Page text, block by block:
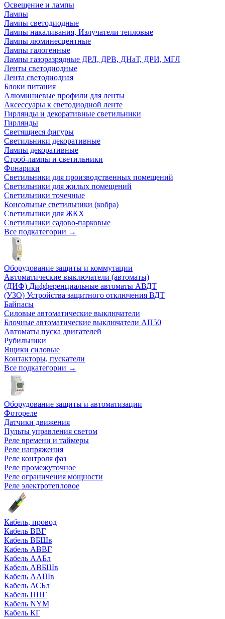
Освещение и лампы
Лампы
Лампы светодиодные
Лампы накаливания, Излучатели тепловые
Лампы люминесцентные
Лампы галогенные
Лампы газоразрядные ДРЛ, ДРВ, ДНаТ, ДРИ, МГЛ
Ленты светодиодные
Лента светодиодная
Блоки питания
Алюминиевые профили для ленты
Аксессуары к светодиодной ленте
Гирлянды и декоративные светильники
Гирлянды
Светящиеся фигуры
Светильники декоративные
Лампы декоративные
Строб-лампы и светильники
Фонарики
Светильники для производственных помещений
Светильники для жилых помещений
Светильники точечные
Консольные светильники (кобра)
Светильники для ЖКХ
Светильники садово-парковые
Все подкатегории →
Оборудование защиты и коммутации
Автоматические выключатели (автоматы)
(ДИФ) Дифференциальные автоматы АВДТ
(УЗО) Устройства защитного отключения ВДТ
Байпасы
Силовые автоматические выключатели
Блочные автоматические выключатели АП50
Автоматы пуска двигателей
Рубильники
Ящики силовые
Контакторы, пускатели
Все подкатегории →
Оборудование защиты и автоматизации
Фотореле
Датчики движения
Пульты управления светом
Реле времени и таймеры
Реле напряжения
Реле контроля фаз
Реле промежуточное
Реле ограничения мощности
Реле электротепловое
Кабель, провод
Кабель ВВГ
Кабель ВБШв
Кабель АВВГ
Кабель ААБл
Кабель АВБШв
Кабель ААШв
Кабель АСБл
Кабель ППГ
Кабель NYM
Кабель КГ